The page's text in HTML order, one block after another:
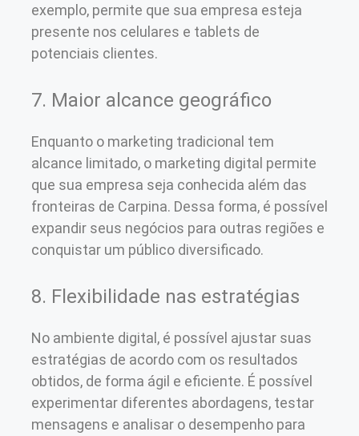
exemplo, permite que sua empresa esteja
presente nos celulares e tablets de
potenciais clientes.
7. Maior alcance geográfico
Enquanto o marketing tradicional tem
alcance limitado, o marketing digital permite
que sua empresa seja conhecida além das
fronteiras de Carpina. Dessa forma, é possível
expandir seus negócios para outras regiões e
conquistar um público diversificado.
8. Flexibilidade nas estratégias
No ambiente digital, é possível ajustar suas
estratégias de acordo com os resultados
obtidos, de forma ágil e eficiente. É possível
experimentar diferentes abordagens, testar
mensagens e analisar o desempenho para